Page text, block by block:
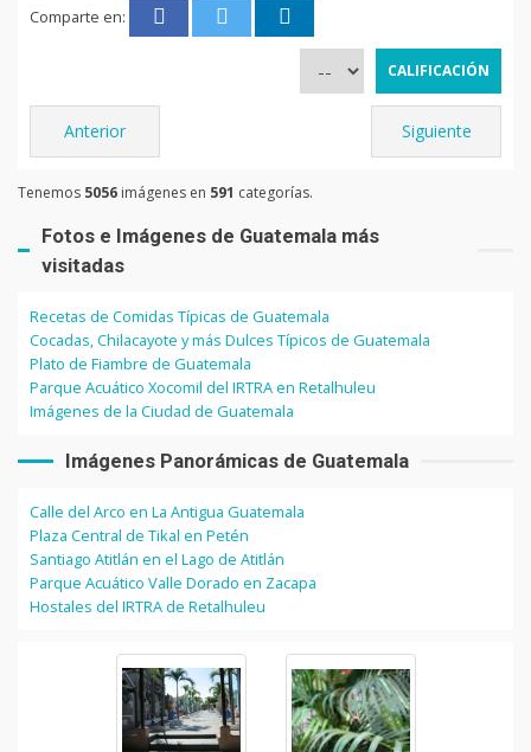
Comparte en:
Anterior Siguiente
Tenemos 5056 imágenes en 591 categorías.
Fotos e Imágenes de Guatemala más
visitadas
Recetas de Comidas Típicas de Guatemala
Cocadas, Chilacayote y más Dulces Típicos de Guatemala
Plato de Fiambre de Guatemala
Parque Acuático Xocomil del IRTRA en Retalhuleu
Imágenes de la Ciudad de Guatemala
Imágenes Panorámicas de Guatemala
Calle del Arco en La Antigua Guatemala
Plaza Central de Tikal en Petén
Santiago Atitlán en el Lago de Atitlán
Parque Acuático Valle Dorado en Zacapa
Hostales del IRTRA de Retalhuleu